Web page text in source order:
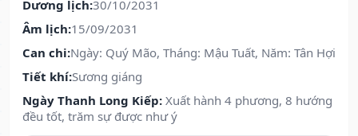
Dương lịch:30/10/2031
Âm lịch:15/09/2031
Can chi:Ngày: Quý Mão, Tháng: Mậu Tuất, Năm: Tân Hợi
Tiết khí:Sương giáng
Ngày Thanh Long Kiếp: Xuất hành 4 phương, 8 hướng
đều tốt, trăm sự được như ý